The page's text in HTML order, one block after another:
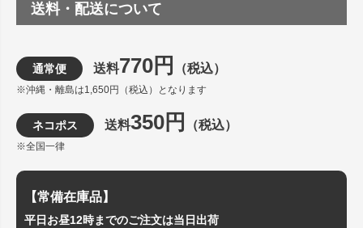
送料・配送について
通常便 送料770円 （税込）
※沖縄・離島は1,650円（税込）となります
ネコポス 送料350円 （税込）
※全国一律
【常備在庫品】
平日お昼12時までのご注文は当日出荷